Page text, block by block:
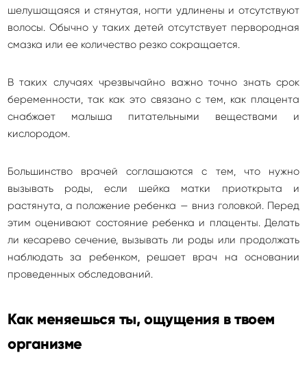
шелушащаяся и стянутая, ногти удлинены и отсутствуют
волосы. Обычно у таких детей отсутствует первородная
смазка или ее количество резко сокращается.
В таких случаях чрезвычайно важно точно знать срок
беременности, так как это связано с тем, как плацента
снабжает малыша питательными веществами и
кислородом.
Большинство врачей соглашаются с тем, что нужно
вызывать роды, если шейка матки приоткрыта и
растянута, а положение ребенка — вниз головкой. Перед
этим оценивают состояние ребенка и плаценты. Делать
ли кесарево сечение, вызывать ли роды или продолжать
наблюдать за ребенком, решает врач на основании
проведенных обследований.
Как меняешься ты, ощущения в твоем
организме